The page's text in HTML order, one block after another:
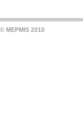
© MEPMIS 2010